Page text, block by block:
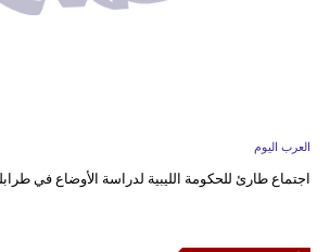
العرب اليوم
اجتماع طارئ للحكومة الليبية لدراسة الأوضاع في